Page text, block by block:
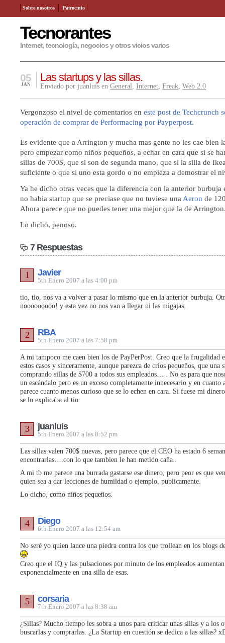
Tecnorantes
Internet, tecnología, negocios y otros vicios varios
Sobre nosotros Patrocinio
Las startups y las sillas.
05
JAN Enviado por juanluis en General, Internet, Freak, Web 2.0
Vergonzoso el nivel de comentarios en este post de Techcrunch
operación de comprar de Performacing por Payperpost.
Es evidente que a Arrington y mucha mas gente no les cae bien
pero empezar como niños pequeños, a echar en cara que si se
sillas de 700$, que si son de segunda mano, que si la silla de
suficiente o que si uno esta gordo o no empieza a demostrar el
Ya he dicho otras veces que la diferencia con la anterior burbuja
no habia startup que se preciase que no tuviese una Aeron de
Ahora parece que no puedes tener una mejor que la de
Lo dicho, penoso.
7 Respuestas
Javier
5th Enero 2007 a las 4:00 pm
1
tio, tio, nos va a volver a pasar lo mismo que en la anterior burbuja.
nooooooooo! y esta vez no nos van a llegar ni las migajas.
RBA
5th Enero 2007 a las 7:58 pm
2
A mi tampoco me caen bien los de PayPerPost. Creo que la frugalidad
estos casos y sinceramente, aunque parezca de crios pequeños, que una
comprando sillas de $700 a todos sus empleados… . No es para que
un escándalo pero es un exceso completamente innecesario y en cuanto
parece cuanto menos curioso que se lo echen en cara. Si fuese mi
se lo explicaba al tio.
juanluis
5th Enero 2007 a las 8:52 pm
3
Las sillas valen 700$ nuevas, pero parece que el CEO ha estado 6
encontrarlas….con lo que tambien le han metido caña..
A mi tb me parece una burrada gastarse ese dinero, pero peor es que
quien sea a dar lecciones de humildad o ejemplo, publicamente.
Lo dicho, como niños pequeños.
Diego
6th Enero 2007 a las 12:54 am
4
No seré yo quien lance una piedra contra los que trollean en los blogs
Creo que el IQ y las pulsaciones por minuto de los empleados aumentan
exponencialmente en una silla de esas.
corsaria
7th Enero 2007 a las 8:38 am
5
¿Sillas? Mucho tiempo les sobra a unos para criticar unas sillas y a los
buscarlas y comprarlas. ¿La Startup en cuestión se dedica a las sillas?